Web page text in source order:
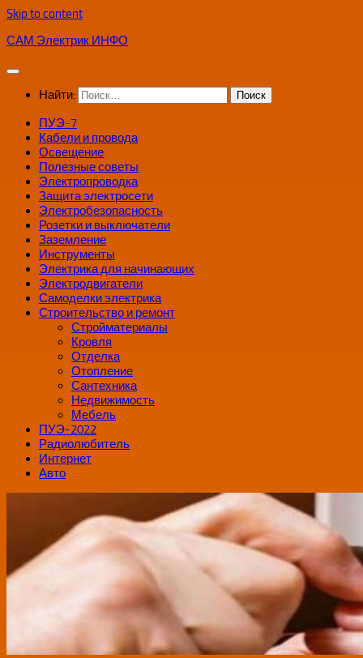
Skip to content
САМ Электрик ИНФО
Найти:
ПУЭ-7
Кабели и провода
Освещение
Полезные советы
Электропроводка
Защита электросети
Электробезопасность
Розетки и выключатели
Заземление
Инструменты
Электрика для начинающих
Электродвигатели
Самоделки электрика
Строительство и ремонт
Стройматериалы
Кровля
Отделка
Отопление
Сантехника
Недвижимость
Мебель
ПУЭ-2022
Радиолюбитель
Интернет
Авто